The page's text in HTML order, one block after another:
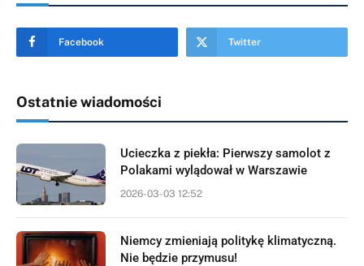
Facebook Twitter
Ostatnie wiadomości
Ucieczka z piekła: Pierwszy samolot z
Polakami wylądował w Warszawie
2026-03-03 12:52
Niemcy zmieniają politykę klimatyczną.
Nie będzie przymusu!